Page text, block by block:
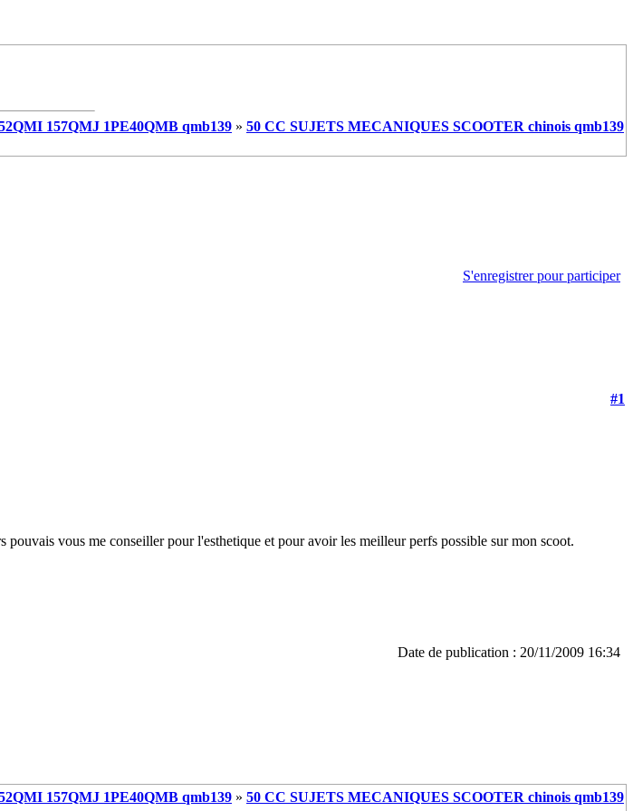
157QMJ 1PE40QMB qmb139 » 50 CC SUJETS MECANIQUES SCOOTER chinois qmb139
S'enregistrer pour participer
#1
pouvais vous me conseiller pour l'esthetique et pour avoir les meilleur perfs possible sur mon scoot.
Date de publication : 20/11/2009 16:34
157QMJ 1PE40QMB qmb139 » 50 CC SUJETS MECANIQUES SCOOTER chinois qmb139